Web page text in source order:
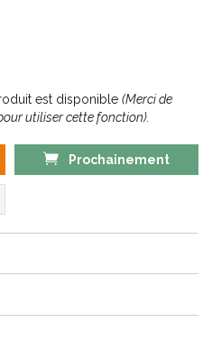
est disponible (Merci de
utiliser cette fonction).
Prochainement